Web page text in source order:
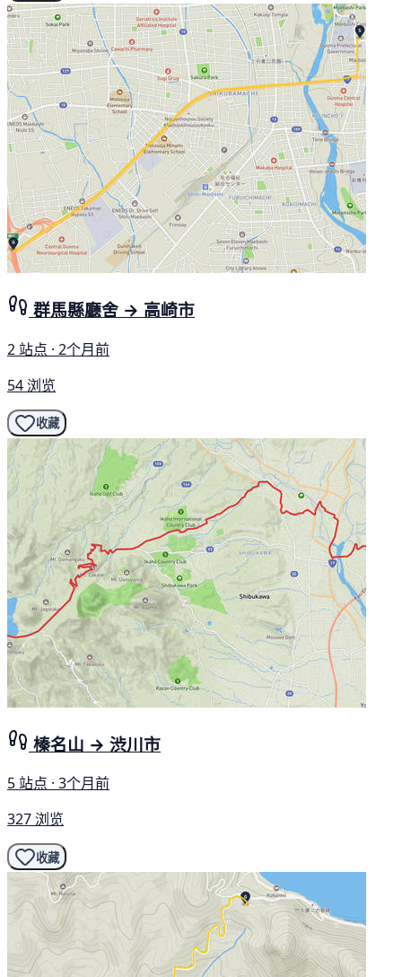
群馬縣廳舍 → 高崎市
2 站点 · 2个月前
54 浏览
收藏
榛名山 → 渋川市
5 站点 · 3个月前
327 浏览
收藏